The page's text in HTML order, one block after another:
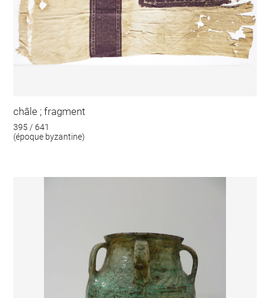
châle ; fragment
395 / 641
(époque byzantine)